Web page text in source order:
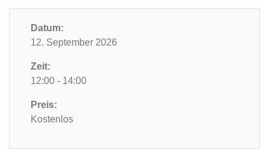
Datum:
12. September 2026
Zeit:
12:00 - 14:00
Preis:
Kostenlos